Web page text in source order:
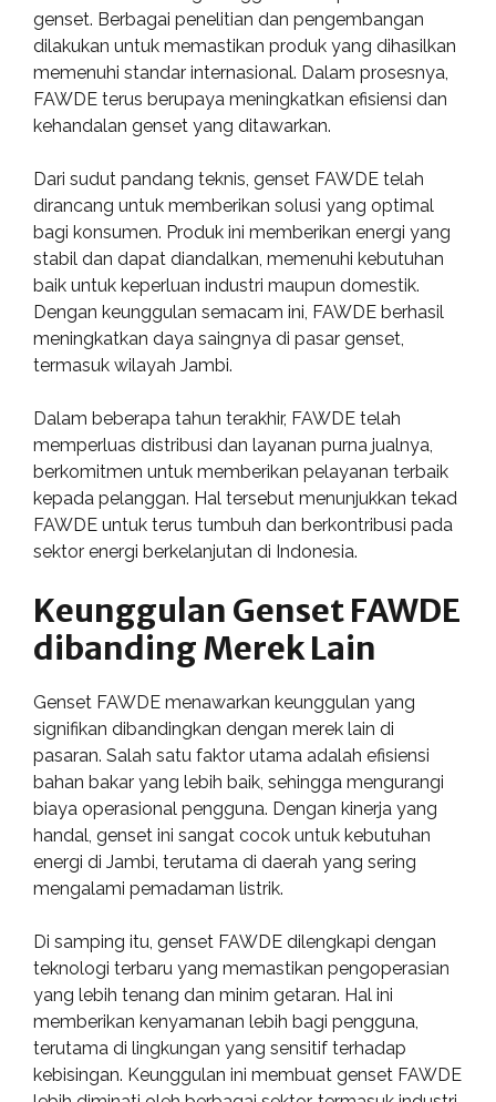
genset. Berbagai penelitian dan pengembangan
dilakukan untuk memastikan produk yang dihasilkan
memenuhi standar internasional. Dalam prosesnya,
FAWDE terus berupaya meningkatkan efisiensi dan
kehandalan genset yang ditawarkan.
Dari sudut pandang teknis, genset FAWDE telah
dirancang untuk memberikan solusi yang optimal
bagi konsumen. Produk ini memberikan energi yang
stabil dan dapat diandalkan, memenuhi kebutuhan
baik untuk keperluan industri maupun domestik.
Dengan keunggulan semacam ini, FAWDE berhasil
meningkatkan daya saingnya di pasar genset,
termasuk wilayah Jambi.
Dalam beberapa tahun terakhir, FAWDE telah
memperluas distribusi dan layanan purna jualnya,
berkomitmen untuk memberikan pelayanan terbaik
kepada pelanggan. Hal tersebut menunjukkan tekad
FAWDE untuk terus tumbuh dan berkontribusi pada
sektor energi berkelanjutan di Indonesia.
Keunggulan Genset FAWDE
dibanding Merek Lain
Genset FAWDE menawarkan keunggulan yang
signifikan dibandingkan dengan merek lain di
pasaran. Salah satu faktor utama adalah efisiensi
bahan bakar yang lebih baik, sehingga mengurangi
biaya operasional pengguna. Dengan kinerja yang
handal, genset ini sangat cocok untuk kebutuhan
energi di Jambi, terutama di daerah yang sering
mengalami pemadaman listrik.
Di samping itu, genset FAWDE dilengkapi dengan
teknologi terbaru yang memastikan pengoperasian
yang lebih tenang dan minim getaran. Hal ini
memberikan kenyamanan lebih bagi pengguna,
terutama di lingkungan yang sensitif terhadap
kebisingan. Keunggulan ini membuat genset FAWDE